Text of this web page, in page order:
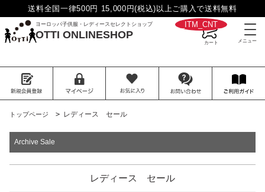
送料全国一律500円 15,000円(税込)以上ご購入で送料無料
ヨーロッパ子供服・レディースセレクトショップ
OTTI ONLINESHOP
__ITM_CNT__
トップページ > レディース セール
Archive Sale
レディース セール